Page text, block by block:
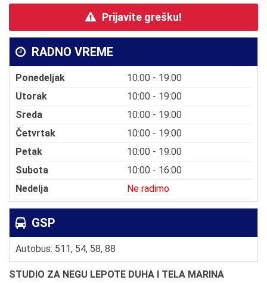
Prijavite grešku!
RADNO VREME
Ponedeljak
10:00 - 19:00
Utorak
10:00 - 19:00
Sreda
10:00 - 19:00
Četvrtak
10:00 - 19:00
Petak
10:00 - 19:00
Subota
10:00 - 16:00
Nedelja
Ne radimo
GSP
Autobus: 511, 54, 58, 88
STUDIO ZA NEGU LEPOTE DUHA I TELA MARINA